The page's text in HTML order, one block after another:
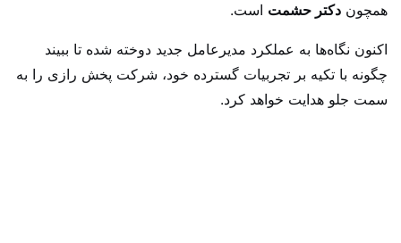
همچون دکتر حشمت است.
اکنون نگاه‌ها به عملکرد مدیرعامل جدید دوخته شده تا ببیند
چگونه با تکیه بر تجربیات گسترده خود، شرکت پخش رازی را به
سمت جلو هدایت خواهد کرد.